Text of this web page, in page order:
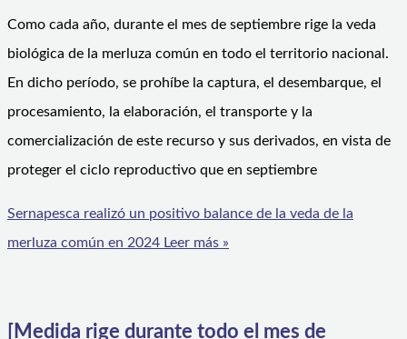
Como cada año, durante el mes de septiembre rige la veda
biológica de la merluza común en todo el territorio nacional.
En dicho período, se prohíbe la captura, el desembarque, el
procesamiento, la elaboración, el transporte y la
comercialización de este recurso y sus derivados, en vista de
proteger el ciclo reproductivo que en septiembre
Sernapesca realizó un positivo balance de la veda de la
merluza común en 2024 Leer más »
[Medida rige durante todo el mes de